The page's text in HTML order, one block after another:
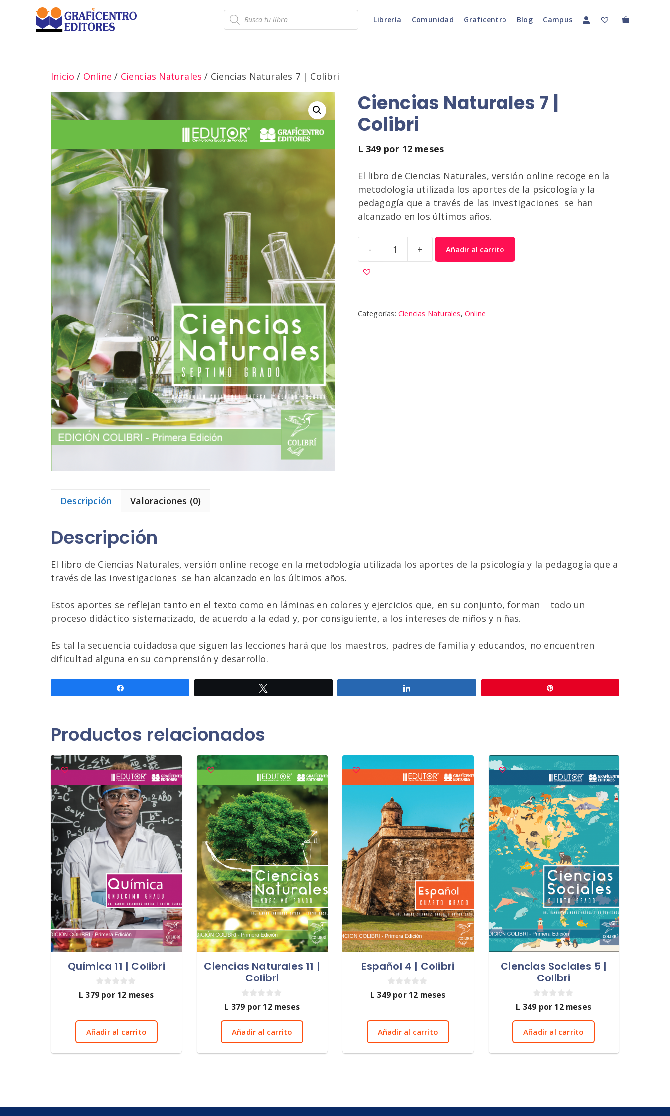
contenido
Búsqueda
de
productos
Librería Comunidad Graficentro Blog Campus
Inicio / Online / Ciencias Naturales / Ciencias Naturales 7 | Colibri
Ciencias Naturales 7 |
Colibri
L 349 por 12 meses
El libro de Ciencias Naturales, versión online recoge en la
metodología utilizada los aportes de la psicología y la
pedagogía que a través de las investigaciones se han
alcanzado en los últimos años.
-
Naturales
|
Colibri
cantidad
+ Añadir al carrito
Categorías: Ciencias Naturales,Online
Descripción Valoraciones (0)
Descripción
El libro de Ciencias Naturales, versión online recoge en la metodología utilizada los aportes de la psicología y la pedagogía que a
través de las investigaciones se han alcanzado en los últimos años.
Estos aportes se reflejan tanto en el texto como en láminas en colores y ejercicios que, en su conjunto, forman todo un
proceso didáctico sistematizado, de acuerdo a la edad y, por consiguiente, a los intereses de niños y niñas.
Es tal la secuencia cuidadosa que siguen las lecciones hará que los maestros, padres de familia y educandos, no encuentren
dificultad alguna en su comprensión y desarrollo.
Productos relacionados
Química 11 | Colibri
0
d
L 379por 12 meses
Añadir al carrito
Ciencias Naturales 11 |
Colibri
0
d
e
L 379 por 12 meses
Añadir al carrito
Español 4 | Colibri
0
d
L 349por 12 meses
Añadir al carrito
Ciencias Sociales 5 |
Colibri
0
d
e
L 349 por 12 meses
Añadir al carrito